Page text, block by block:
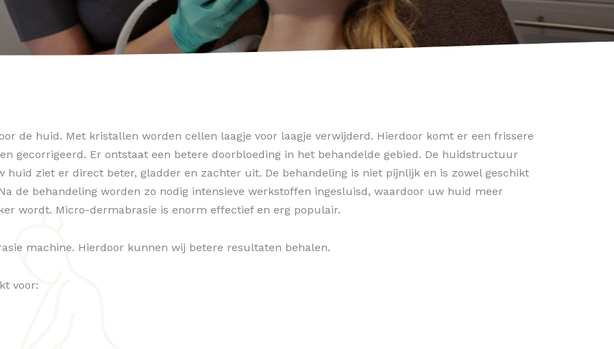
de huid. Met kristallen worden cellen laagje voor laagje verwijderd. Hierdoor komt er een frissere
gecorrigeerd. Er ontstaat een betere doorbloeding in het behandelde gebied. De huidstructuur
ziet er direct beter, gladder en zachter uit. De behandeling is niet pijnlijk en is zowel geschikt
de behandeling worden zo nodig intensieve werkstoffen ingesluisd, waardoor uw huid meer
wordt. Micro-dermabrasie is enorm effectief en erg populair.
machine. Hierdoor kunnen wij betere resultaten behalen.
voor: